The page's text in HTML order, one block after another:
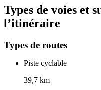
Types de voies et
l’itinéraire
Types de routes
Piste cyclable
39,7 km